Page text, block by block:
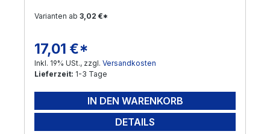
Versand per Nachnahme nicht möglich!
bearbeiten wir Ihre Anfrage !
Varianten ab 3,02 €*
Regulärer Preis:
17,01 €*
Inkl. 19% USt., zzgl. Versandkosten
Lieferzeit: 1-3 Tage
IN DEN WARENKORB
DETAILS